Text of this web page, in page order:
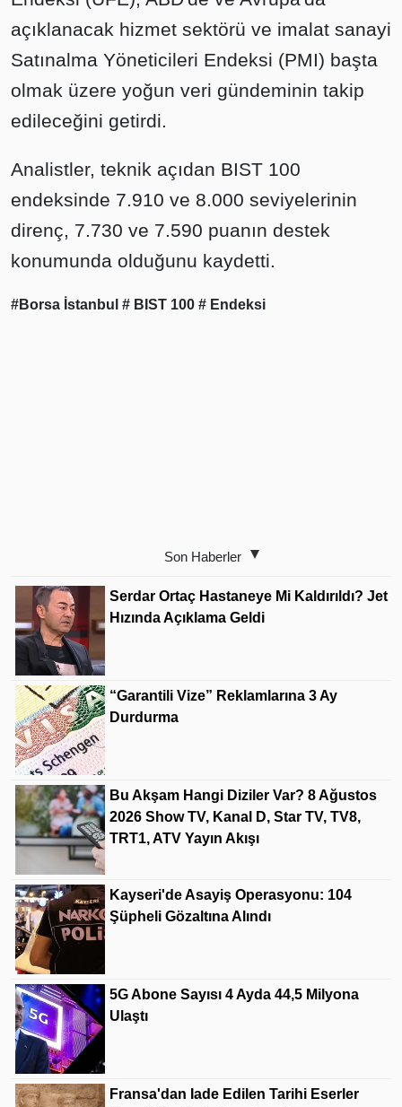
açıklanacak hizmet sektörü ve imalat sanayi
Satınalma Yöneticileri Endeksi (PMI) başta
olmak üzere yoğun veri gündeminin takip
edileceğini getirdi.
Analistler, teknik açıdan BIST 100
endeksinde 7.910 ve 8.000 seviyelerinin
direnç, 7.730 ve 7.590 puanın destek
konumunda olduğunu kaydetti.
#Borsa İstanbul # BIST 100 # Endeksi
Son Haberler
Serdar Ortaç Hastaneye Mi Kaldırıldı? Jet
Hızında Açıklama Geldi
“Garantili Vize” Reklamlarına 3 Ay
Durdurma
Bu Akşam Hangi Diziler Var? 8 Ağustos
2026 Show TV, Kanal D, Star TV, TV8,
TRT1, ATV Yayın Akışı
Kayseri'de Asayiş Operasyonu: 104
Şüpheli Gözaltına Alındı
5G Abone Sayısı 4 Ayda 44,5 Milyona
Ulaştı
Fransa'dan Iade Edilen Tarihi Eserler